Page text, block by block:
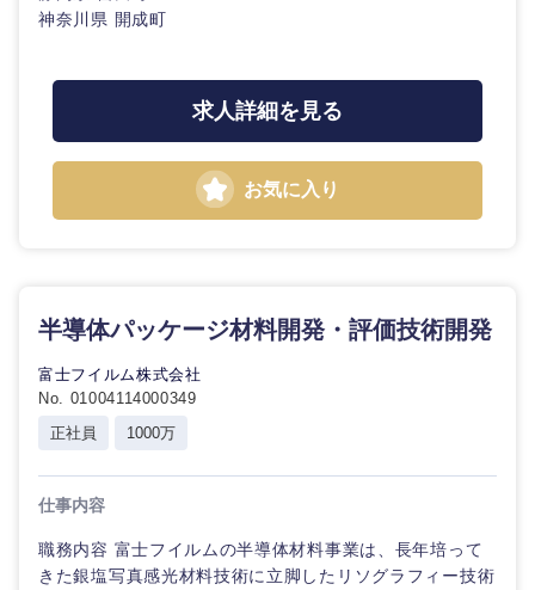
東海地方
神奈川県 開成町
求人詳細を見る
お気に入り
半導体パッケージ材料開発・評価技術開発
富士フイルム株式会社
No. 01004114000349
正社員
1000万
仕事内容
職務内容 富士フイルムの半導体材料事業は、長年培って
きた銀塩写真感光材料技術に立脚したリソグラフィー技術